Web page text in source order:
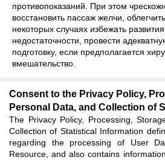
противопоказаний. При этом
восстановить пассаж желчи,
некоторых случаях избежать
недостаточности, провести
подготовку, если предполагается
3. Обсуждение
Указанный метод отведения
холецистостомии показал
Consent to the Privacy Policy,
Personal Data, and Collection of
The Privacy Policy, Processing,
Collection of Statistical Information
regarding the processing of User
Resource, and also contains